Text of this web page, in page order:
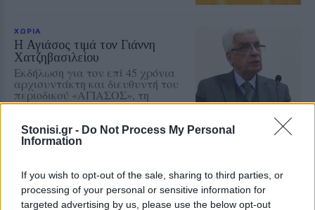
Stonisi.gr - Do Not Process My Personal
Information
If you wish to opt-out of the sale, sharing to third parties, or
processing of your personal or sensitive information for
targeted advertising by us, please use the below opt-out
ΧΩΡΙΑ
Η Αγιάσος τιμά τον Γιάννη
Χατζηβασιλείου
Εκδήλωση για τον επί 45 χρόνια
αρχισυντάκτη και διευθυντή του
περιοδικού «ΑΓΙΑΣΟΣ», τη
Δευτέρα 10 Αυγούστου στο «Χάνι»
Μουσικές πάνω στο κύμα στην
παραλία της Δρώτας
Δύο ημέρες γεμάτες ζωντανή